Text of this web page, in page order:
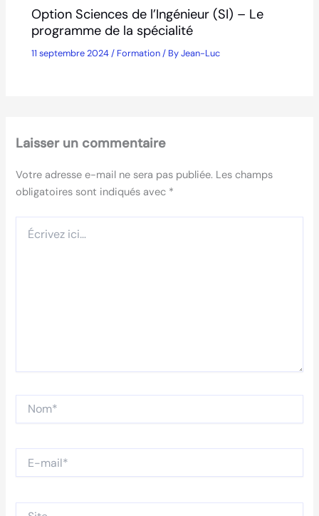
Option Sciences de l’Ingénieur (SI) – Le
programme de la spécialité
11 septembre 2024/ Formation/ ByJean-Luc
Laisser un commentaire
Votre adresse e-mail ne sera pas publiée. Les champs
obligatoires sont indiqués avec *
ici…
mail*
Site